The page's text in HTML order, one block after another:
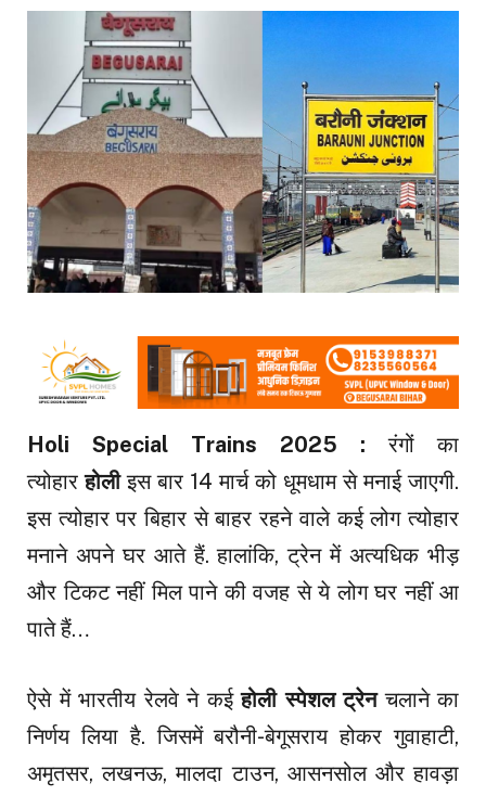
Holi Special Trains 2025 : रंगों का
त्योहारहोलीइस बार 14 मार्च को धूमधाम से मनाई जाएगी.
इस त्योहार पर बिहार से बाहर रहने वाले कई लोग त्योहार
मनाने अपने घर आते हैं. हालांकि, ट्रेन में अत्यधिक भीड़
और टिकट नहीं मिल पाने की वजह से ये लोग घर नहीं आ
पाते हैं…
ऐसे में भारतीय रेलवे ने कईहोली स्पेशल ट्रेनचलाने का
निर्णय लिया है. जिसमें बरौनी-बेगूसराय होकर गुवाहाटी,
अमृतसर, लखनऊ, मालदा टाउन, आसनसोल और हावड़ा